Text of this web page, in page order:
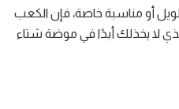
أو مناسبة خاصة، فإن الكعب
لا يخذلك أبدًا في موضة شتاء